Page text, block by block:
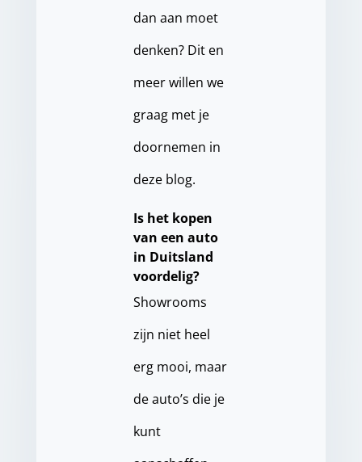
dan aan moet
denken? Dit en
meer willen we
graag met je
doornemen in
deze blog.
Is het kopen
van een auto
in Duitsland
voordelig?
Showrooms
zijn niet heel
erg mooi, maar
de auto’s die je
kunt